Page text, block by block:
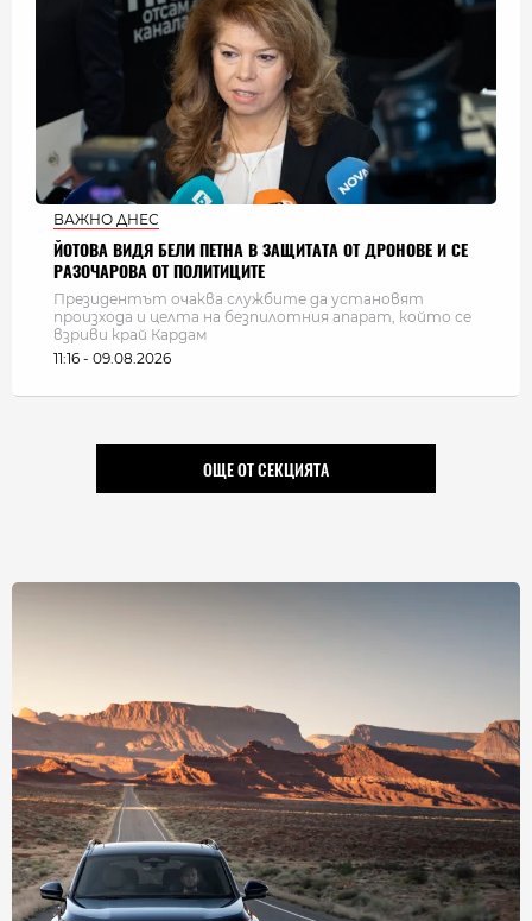
ВАЖНО ДНЕС
ЙОТОВА ВИДЯ БЕЛИ ПЕТНА В ЗАЩИТАТА ОТ ДРОНОВЕ И СЕ
РАЗОЧАРОВА ОТ ПОЛИТИЦИТЕ
Президентът очаква службите да установят
произхода и целта на безпилотния апарат, който се
взриви край Кардам
11:16 - 09.08.2026
ОЩЕ ОТ СЕКЦИЯТА